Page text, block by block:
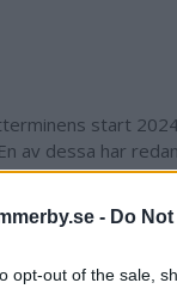
- Do
opt-out of the sale,
start
av dessa har
om 20 till 25
dröja lite till